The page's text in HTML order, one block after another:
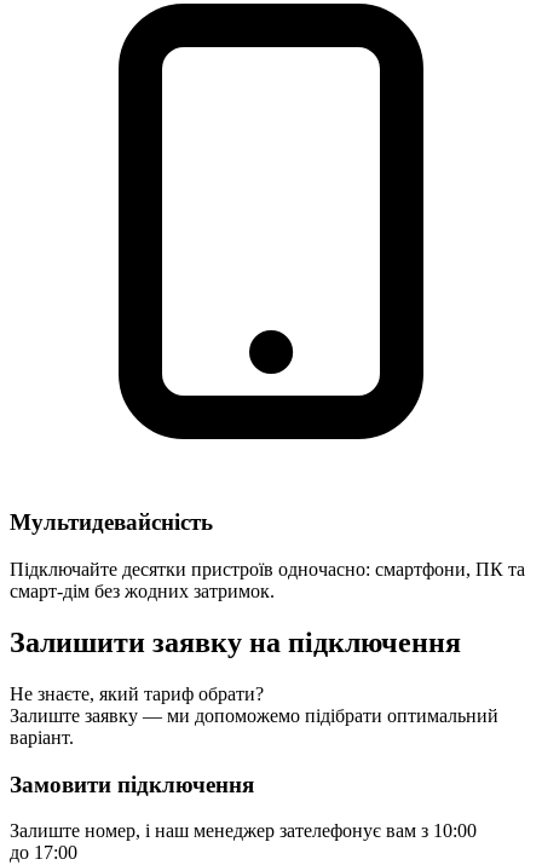
Мультидевайсність
Підключайте десятки пристроїв одночасно: смартфони, ПК та
смарт-дім без жодних затримок.
Залишити заявку на підключення
Не знаєте, який тариф обрати?
Залиште заявку — ми допоможемо підібрати оптимальний
варіант.
Замовити підключення
Залиште номер, і наш менеджер зателефонує вам з 10:00
до 17:00